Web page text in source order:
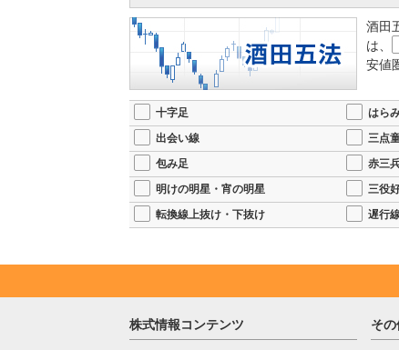
酒田
は、
安値
十字足 はら
出会い線
三点
包み足
赤三
明けの明星・宵の明星
三役
転換線上抜け・下抜け
遅行
株式情報コンテンツ そ